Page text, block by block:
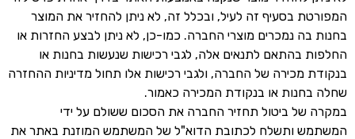
המפורטת בסעיף זה לעיל, ובכלל זה, לא ניתן להחזיר את המוצר
בחנות בה נמכרים מוצרי החברה. כמו-כן, לא ניתן לבצע החזרות או
החלפות בהתאם לתנאים אלה, לגבי רכישות שנעשות בחנות או
בנקודת מכירה של החברה, ולגבי רכישות אלו תחול מדיניות ההחזרה
שחלה בחנות או בנקודת המכירה כאמור.
במקרה של ביטול תחזיר החברה את הסכום ששולם על ידי
המשתמש ותשלח לכתובת הדוא"ל של המשתמש המוזנת באתר את